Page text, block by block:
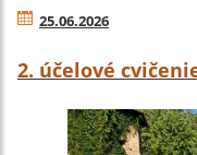
25.06.2026
2. účelové